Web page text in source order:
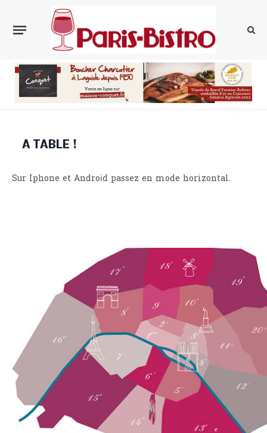
A TABLE !
Sur Iphone et Androïd passez en mode horizontal.
e